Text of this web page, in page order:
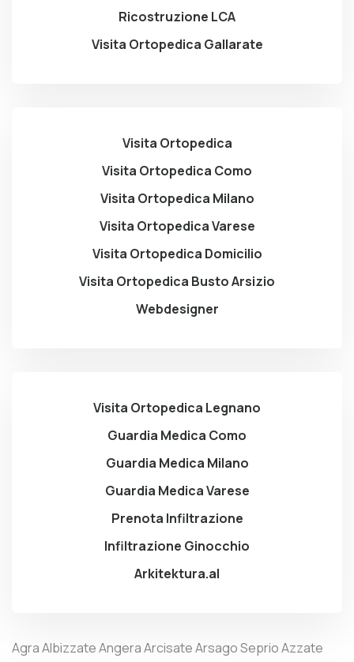
Ricostruzione LCA
Visita Ortopedica Gallarate
Visita Ortopedica
Visita Ortopedica Como
Visita Ortopedica Milano
Visita Ortopedica Varese
Visita Ortopedica Domicilio
Visita Ortopedica Busto Arsizio
Webdesigner
Visita Ortopedica Legnano
Guardia Medica Como
Guardia Medica Milano
Guardia Medica Varese
Prenota Infiltrazione
Infiltrazione Ginocchio
Arkitektura.al
AgraAlbizzateAngeraArcisateArsago SeprioAzzate